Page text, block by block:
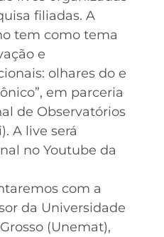
filiadas. A
tem como tema
e
olhares do e
em parceria
de Observatórios
A live será
no Youtube da
com a
da Universidade
(Unemat),